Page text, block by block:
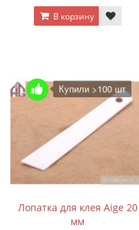
В корзину
Купили >100 шт
Лопатка для клея Aige 20
мм